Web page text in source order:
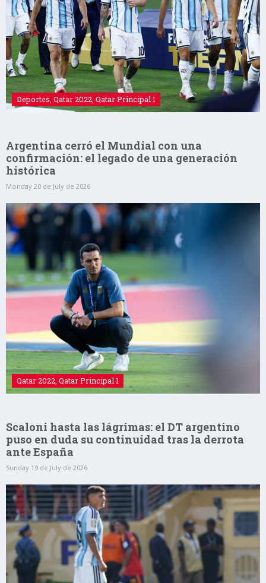
Deportes Qatar 2022 Qatar Principal 1
Argentina cerró el Mundial con una
confirmación: el legado de una generación
histórica
Monday 20 de July de 2026
Qatar 2022 Qatar Principal 1
Scaloni hasta las lágrimas: el DT argentino
puso en duda su continuidad tras la derrota
ante España
Sunday 19 de July de 2026